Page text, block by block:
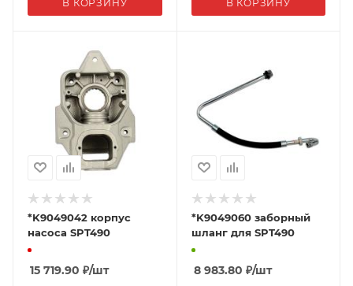
В КОРЗИНУ В КОРЗИНУ
*K9049042 корпус
насоса SPT490
15 719.90 ₽/шт
*K9049060 заборный
шланг для SPT490
8 983.80 ₽/шт